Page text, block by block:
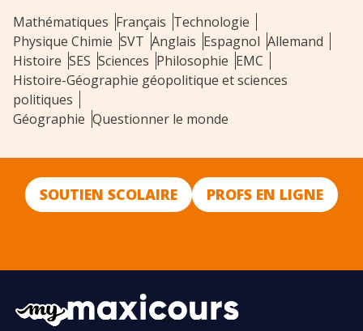
Mathématiques Français Technologie
Physique Chimie SVT Anglais Espagnol Allemand
Histoire SES Sciences Philosophie EMC
Histoire-Géographie géopolitique et sciences
politiques
Géographie Questionner le monde
SOUTIEN SCOLAIRE PROFS EN LIGNE